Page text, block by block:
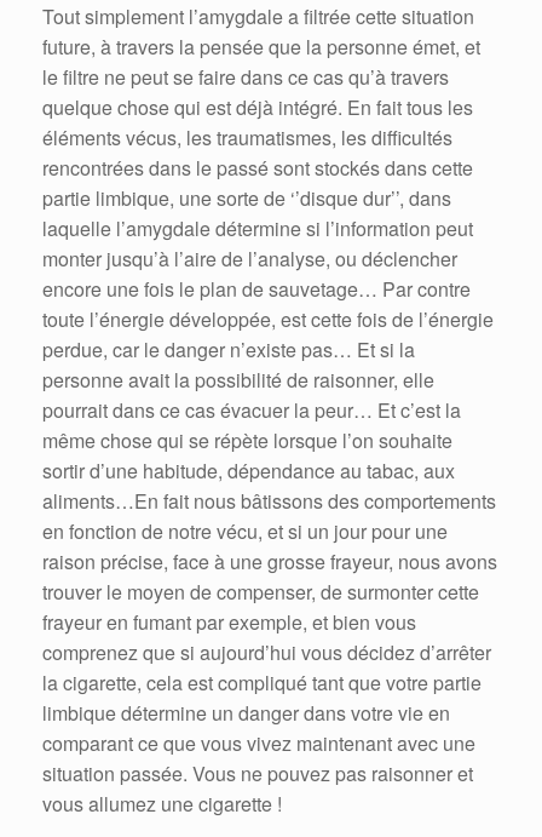
Tout simplement l’amygdale a filtrée cette situation
future, à travers la pensée que la personne émet, et
le filtre ne peut se faire dans ce cas qu’à travers
quelque chose qui est déjà intégré. En fait tous les
éléments vécus, les traumatismes, les difficultés
rencontrées dans le passé sont stockés dans cette
partie limbique, une sorte de ‘’disque dur’’, dans
laquelle l’amygdale détermine si l’information peut
monter jusqu’à l’aire de l’analyse, ou déclencher
encore une fois le plan de sauvetage… Par contre
toute l’énergie développée, est cette fois de l’énergie
perdue, car le danger n’existe pas… Et si la
personne avait la possibilité de raisonner, elle
pourrait dans ce cas évacuer la peur… Et c’est la
même chose qui se répète lorsque l’on souhaite
sortir d’une habitude, dépendance au tabac, aux
aliments…En fait nous bâtissons des comportements
en fonction de notre vécu, et si un jour pour une
raison précise, face à une grosse frayeur, nous avons
trouver le moyen de compenser, de surmonter cette
frayeur en fumant par exemple, et bien vous
comprenez que si aujourd’hui vous décidez d’arrêter
la cigarette, cela est compliqué tant que votre partie
limbique détermine un danger dans votre vie en
comparant ce que vous vivez maintenant avec une
situation passée. Vous ne pouvez pas raisonner et
vous allumez une cigarette !